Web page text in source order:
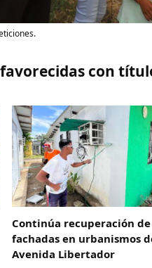
con
Continúa recuperación de
fachadas en urbanismos
Avenida Libertador